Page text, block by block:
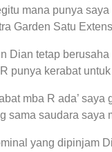
mana punya
Garden Satu
Dian tetap
punya kerabat
mba R ada’
sama saudara saya
yang dipinjam